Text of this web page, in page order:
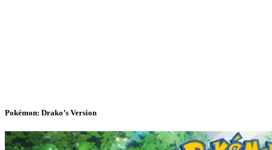
Pokémon: Drako’s Version